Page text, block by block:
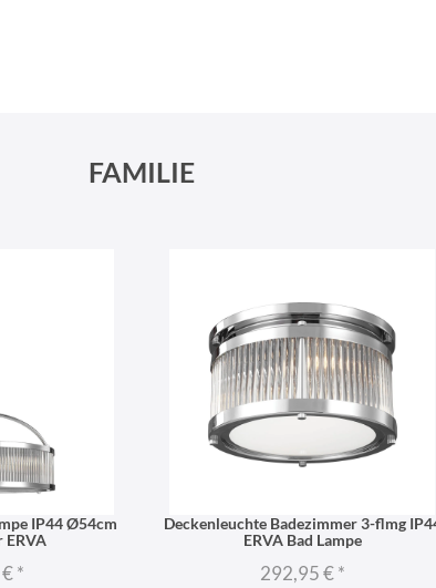
FAMILIE
IP44 Ø54cm
ERVA
*
Deckenleuchte Badezimmer 3-flmg
ERVA Bad Lampe
292,95 €*